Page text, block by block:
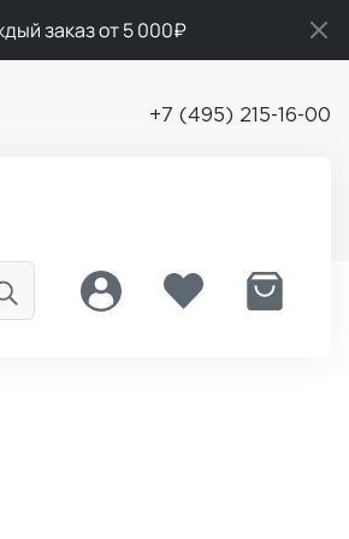
заказ от 5 000₽
+7 (495) 215-16-00